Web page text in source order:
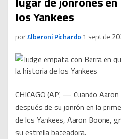
los Yankees
porAlberoni Pichardo·1 sept de
CHICAGO (AP) — Cuando
después de su jonrón en la
de los Yankees, Aaron Boone,
su estrella bateadora.